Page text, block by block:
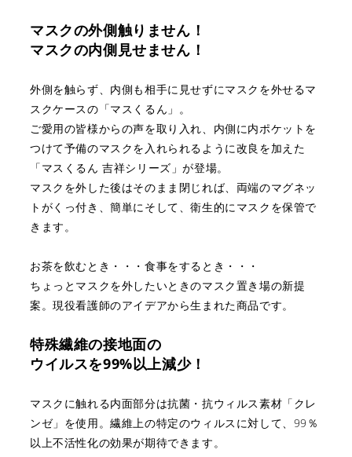
マスクの外側触りません！
マスクの内側見せません！
外側を触らず、内側も相手に見せずにマスクを外せるマ
スクケースの「マスくるん」。
ご愛用の皆様からの声を取り入れ、内側に内ポケットを
つけて予備のマスクを入れられるように改良を加えた
「マスくるん 吉祥シリーズ」が登場。
マスクを外した後はそのまま閉じれば、 両端のマグネッ
トがくっ付き、簡単にそして、衛生的にマスクを保管で
きます。
お茶を飲むとき・・・食事をするとき・・・
ちょっとマスクを外したいときのマスク置き場の新提
案。現役看護師のアイデアから生まれた商品です。
特殊繊維の接地面の
ウイルスを99%以上減少！
マスクに触れる内面部分は抗菌・抗ウィルス素材「クレ
ンゼ」を使用。繊維上の特定のウィルスに対して、 99％
以上不活性化の効果が期待できます。